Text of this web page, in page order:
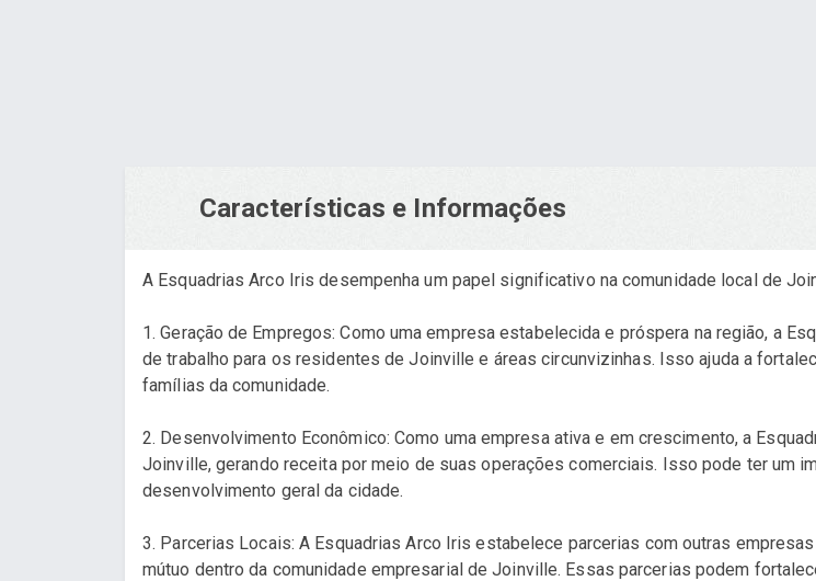
Características e Informações
A Esquadrias Arco Iris desempenha um papel significativo na comunidade local de
1. Geração de Empregos: Como uma empresa estabelecida e próspera na região, a
de trabalho para os residentes de Joinville e áreas circunvizinhas. Isso ajuda a
famílias da comunidade.
2. Desenvolvimento Econômico: Como uma empresa ativa e em crescimento, a
Joinville, gerando receita por meio de suas operações comerciais. Isso pode ter um
desenvolvimento geral da cidade.
3. Parcerias Locais: A Esquadrias Arco Iris estabelece parcerias com outras
mútuo dentro da comunidade empresarial de Joinville. Essas parcerias podem